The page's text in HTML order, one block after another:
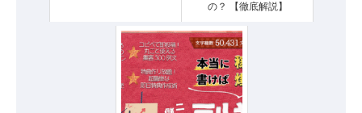
の？ 【徹底解説】